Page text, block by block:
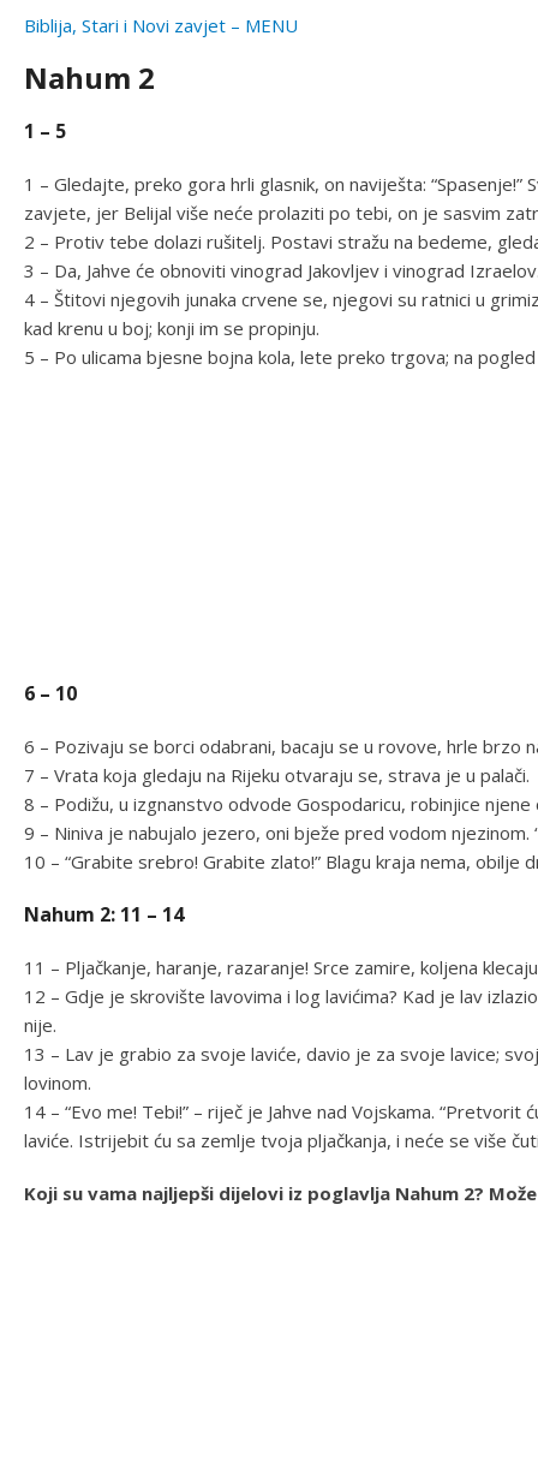
Biblija, Stari i Novi zavjet – MENU
Nahum 2
1 – 5
1 – Gledajte, preko gora hrli glasnik, on naviješta:
zavjete, jer Belijal više neće prolaziti po tebi, on je sasvim
2 – Protiv tebe dolazi rušitelj. Postavi stražu na bedeme,
3 – Da, Jahve će obnoviti vinograd Jakovljev i vinograd
4 – Štitovi njegovih junaka crvene se, njegovi su ratnici u
kad krenu u boj; konji im se propinju.
5 – Po ulicama bjesne bojna kola, lete preko trgova; na
6 – 10
6 – Pozivaju se borci odabrani, bacaju se u rovove, hrle brzo
7 – Vrata koja gledaju na Rijeku otvaraju se, strava je u palači.
8 – Podižu, u izgnanstvo odvode Gospodaricu, robinjice
9 – Niniva je nabujalo jezero, oni bježe pred vodom njezinom.
10 – “Grabite srebro! Grabite zlato!” Blagu kraja nema, obilje
Nahum 2: 11 – 14
11 – Pljačkanje, haranje, razaranje! Srce zamire, koljena
12 – Gdje je skrovište lavovima i log lavićima? Kad je lav
nije.
13 – Lav je grabio za svoje laviće, davio je za svoje lavice;
lovinom.
14 – “Evo me! Tebi!” – riječ je Jahve nad Vojskama.
laviće. Istrijebit ću sa zemlje tvoja pljačkanja, i neće se više
Koji su vama najljepši dijelovi iz poglavlja Nahum 2?